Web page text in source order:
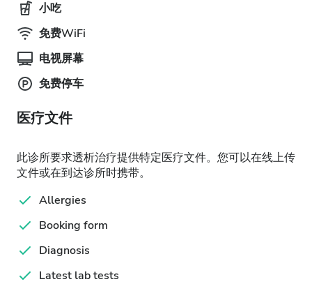
小吃
免费WiFi
电视屏幕
免费停车
医疗文件
此诊所要求透析治疗提供特定医疗文件。您可以在线上传
文件或在到达诊所时携带。
Allergies
Booking form
Diagnosis
Latest lab tests